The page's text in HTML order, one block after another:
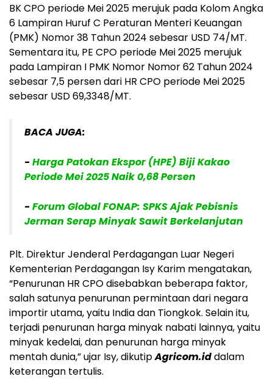
BK CPO periode Mei 2025 merujuk pada Kolom Angka
6 Lampiran Huruf C Peraturan Menteri Keuangan
(PMK) Nomor 38 Tahun 2024 sebesar USD 74/MT.
Sementara itu, PE CPO periode Mei 2025 merujuk
pada Lampiran I PMK Nomor Nomor 62 Tahun 2024
sebesar 7,5 persen dari HR CPO periode Mei 2025
sebesar USD 69,3348/MT.
BACA JUGA:
-Harga Patokan Ekspor (HPE) Biji Kakao
Periode Mei 2025 Naik 0,68 Persen
-Forum Global FONAP: SPKS Ajak Pebisnis
Jerman Serap Minyak Sawit Berkelanjutan
Plt. Direktur Jenderal Perdagangan Luar Negeri
Kementerian Perdagangan Isy Karim mengatakan,
“Penurunan HR CPO disebabkan beberapa faktor,
salah satunya penurunan permintaan dari negara
importir utama, yaitu India dan Tiongkok. Selain itu,
terjadi penurunan harga minyak nabati lainnya, yaitu
minyak kedelai, dan penurunan harga minyak
mentah dunia,” ujar Isy, dikutipAgricom.iddalam
keterangan tertulis.